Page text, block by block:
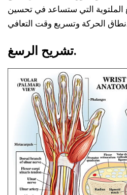
التي ستساعد في تحسين
تشريح الرسغ.